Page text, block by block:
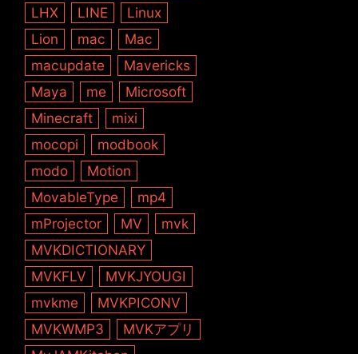
LHX
LINE
Linux
Lion
mac
Mac
macupdate
Mavericks
Maya
me
Microsoft
Minecraft
mixi
mocopi
modbook
modo
Motion
MovableType
mp4
mProjector
MV
mvk
MVKDICTIONARY
MVKFLV
MVKJYOUGI
mvkme
MVKPICONV
MVKWMP3
MVKアプリ